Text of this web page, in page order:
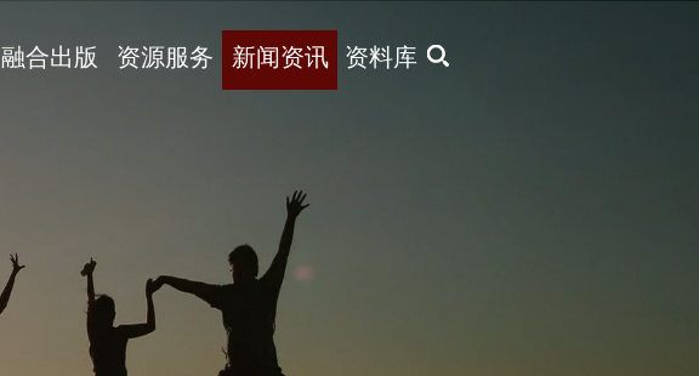
X
融合出版 资源服务 新闻资讯 资料库